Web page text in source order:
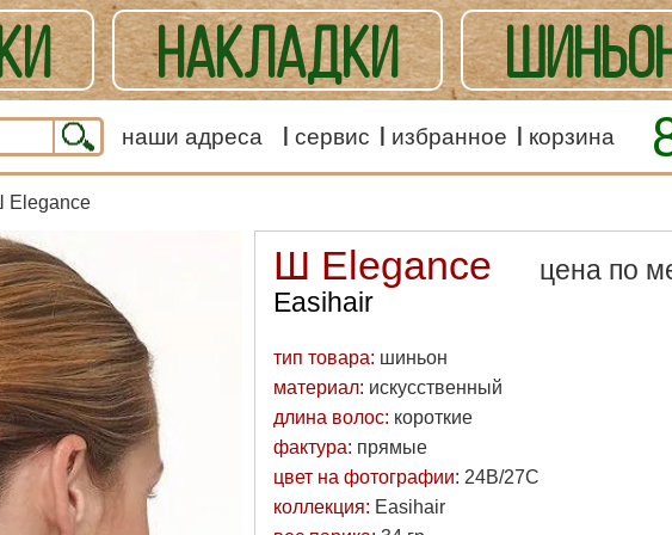
НАКЛАДКИ
наши адреса сервис избранное корзина
Elegance
Ш Elegance
Easihair
цена по
тип товара: шиньон
материал: искусственный
длина волос: короткие
фактура: прямые
цвет на фотографии: 24B/27C
коллекция: Easihair